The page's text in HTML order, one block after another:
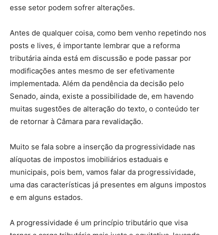
esse setor podem sofrer alterações.
Antes de qualquer coisa, como bem venho repetindo nos
posts e lives, é importante lembrar que a reforma
tributária ainda está em discussão e pode passar por
modificações antes mesmo de ser efetivamente
implementada. Além da pendência da decisão pelo
Senado, ainda, existe a possibilidade de, em havendo
muitas sugestões de alteração do texto, o conteúdo ter
de retornar à Câmara para revalidação.
Muito se fala sobre a inserção da progressividade nas
alíquotas de impostos imobiliários estaduais e
municipais, pois bem, vamos falar da progressividade,
uma das características já presentes em alguns impostos
e em alguns estados.
A progressividade é um princípio tributário que visa